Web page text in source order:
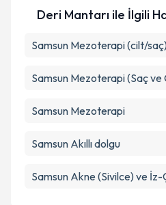
Deri Mantarı ile İlgili
Samsun Mezoterapi (cilt/
Samsun Mezoterapi (Saç ve
Samsun Mezoterapi
Samsun Akıllı dolgu
Samsun Akne (Sivilce) ve